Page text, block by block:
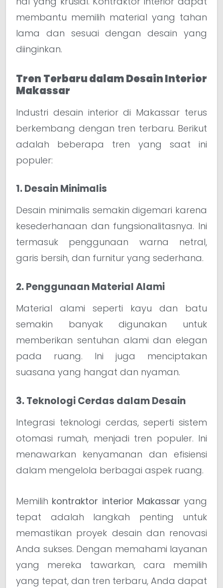
membantu memilih material yang tahan
lama dan sesuai dengan desain yang
diinginkan.
Tren Terbaru dalam Desain Interior
Makassar
Industri desain interior di Makassar terus
berkembang dengan tren terbaru. Berikut
adalah beberapa tren yang saat ini
populer:
1. Desain Minimalis
Desain minimalis semakin digemari karena
kesederhanaan dan fungsionalitasnya. Ini
termasuk penggunaan warna netral,
garis bersih, dan furnitur yang sederhana.
2. Penggunaan Material Alami
Material alami seperti kayu dan batu
semakin banyak digunakan untuk
memberikan sentuhan alami dan elegan
pada ruang. Ini juga menciptakan
suasana yang hangat dan nyaman.
3. Teknologi Cerdas dalam Desain
Integrasi teknologi cerdas, seperti sistem
otomasi rumah, menjadi tren populer. Ini
menawarkan kenyamanan dan efisiensi
dalam mengelola berbagai aspek ruang.
Memilih kontraktor interior Makassar yang
tepat adalah langkah penting untuk
memastikan proyek desain dan renovasi
Anda sukses. Dengan memahami layanan
yang mereka tawarkan, cara memilih
yang tepat, dan tren terbaru, Anda dapat